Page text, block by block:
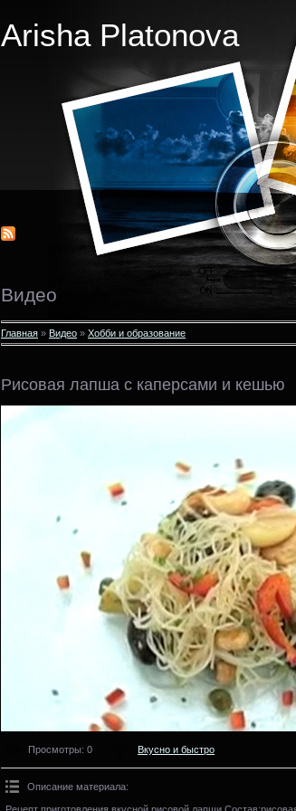
Arisha Platonova
Видео
Главная » Видео » Хобби и образование
Рисовая лапша с каперсами и кешью
Просмотры: 0 Вкусно и быстро
Описание материала:
Рецепт приготовления вкусной рисовой